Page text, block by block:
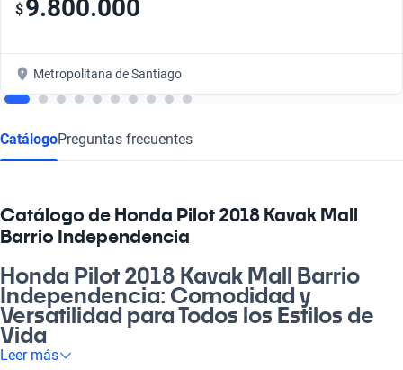
$9.800.000
Metropolitana de Santiago
CatálogoPreguntas frecuentes
Catálogo de Honda Pilot 2018 Kavak Mall
Barrio Independencia
Honda Pilot 2018 Kavak Mall Barrio
Independencia: Comodidad y
Versatilidad para Todos los Estilos de
Vida
Leer más